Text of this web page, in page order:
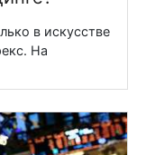
в искусстве
На